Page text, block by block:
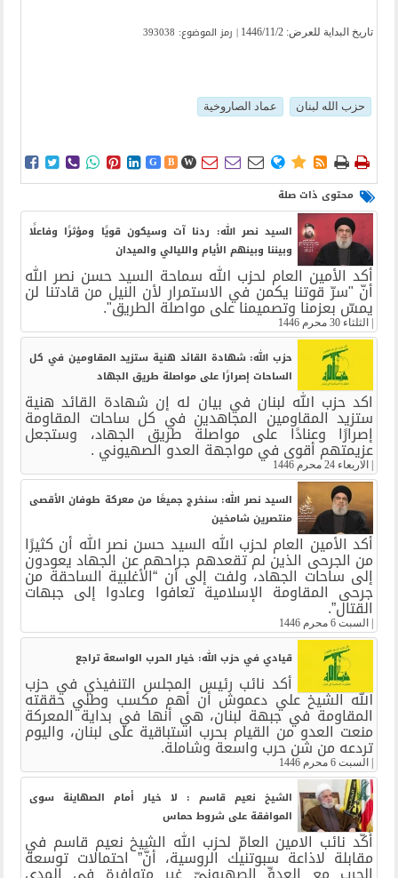
تاریخ البدایة للعرض: 1446/11/2 | رمز الموضوع: 393038
حزب الله لبنان عماد الصاروخية
      G B W        
محتوى ذات صلة
السيد نصر الله: ردنا آت وسيكون قويًا ومؤثرًا وفاعلًا
وبيننا وبينهم الأيام والليالي والميدان
أكد الأمين العام لحزب الله سماحة السيد حسن نصر الله
أنّ "سرّ قوتنا يكمن في الاستمرار لأن النيل من قادتنا لن
يمسّ بعزمنا وتصميمنا على مواصلة الطريق".
الثلثاء 30 محرم 1446
حزب الله: شهادة القائد هنية ستزيد المقاومين في كل
‏الساحات إصرارًا على مواصلة طريق الجهاد
اكد حزب الله لبنان في بيان له إن شهادة القائد هنية
ستزيد المقاومين المجاهدين في كل ‏ساحات المقاومة
إصرارًا وعنادًا على مواصلة طريق الجهاد، وستجعل
عزيمتهم أقوى ‏في مواجهة العدو الصهيوني .
الاربعاء 24 محرم 1446
السيد نصر الله: سنخرج جميعًا من معركة طوفان الأقصى
منتصرين شامخين
أكد الأمين العام لحزب الله السيد حسن نصر الله أن كثيرًا
من الجرحى الذين لم تقعدهم جراحهم عن الجهاد يعودون
إلى ساحات الجهاد، ولفت إلى أن “الأغلبية الساحقة من
جرحى المقاومة الإسلامية تعافوا وعادوا إلى جبهات
القتال”.
السبت 6 محرم 1446
قيادي في حزب الله: خيار الحرب الواسعة تراجع
أكد نائب رئيس المجلس التنفيذي في حزب
الله الشيخ علي دعموش أن أهم مكسب وطني حققته
المقاومة في جبهة لبنان، هي أنها في بداية المعركة
منعت العدو من القيام بحرب استباقية على لبنان، واليوم
تردعه من شن حرب واسعة وشاملة.
السبت 6 محرم 1446
الشيخ نعيم قاسم : لا خيار أمام الصهاينة سوى
الموافقة على شروط حماس
أَكّد نائب الامين العامّ لحزب الله الشيخ نعيم قاسم في
مقابلة لاذاعة سبوتنيك الروسية، أنَّ” احتمالات توسعة